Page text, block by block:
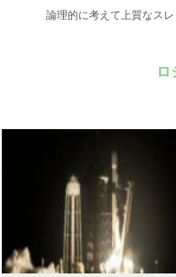
論理的に考えて上質なス
ロ